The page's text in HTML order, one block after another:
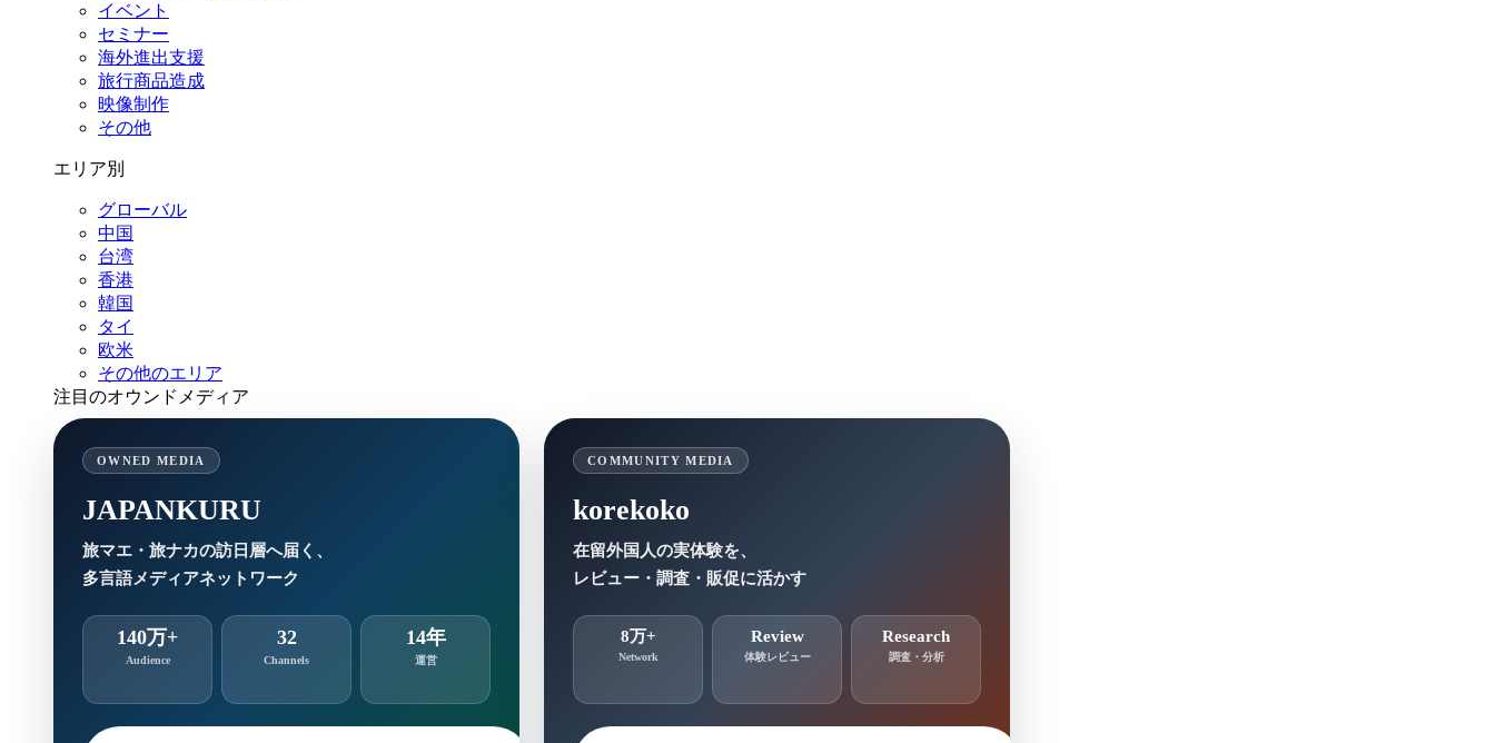
イベント
セミナー
海外進出支援
旅行商品造成
映像制作
その他
エリア別
グローバル
中国
台湾
香港
韓国
タイ
欧米
その他のエリア
注目のオウンドメディア
OWNED MEDIA
JAPANKURU
旅マエ・旅ナカの訪日層へ届く、
多言語メディアネットワーク
140万+
Audience
32
Channels
14年
運営
COMMUNITY MEDIA
korekoko
在留外国人の実体験を、
レビュー・調査・販促に活かす
8万+
Network
Review
体験レビュー
Research
調査・分析